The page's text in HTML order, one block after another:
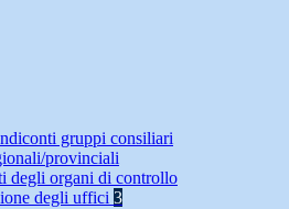
gruppi consiliari
provinciali
degli organi di controllo
degli uffici 3